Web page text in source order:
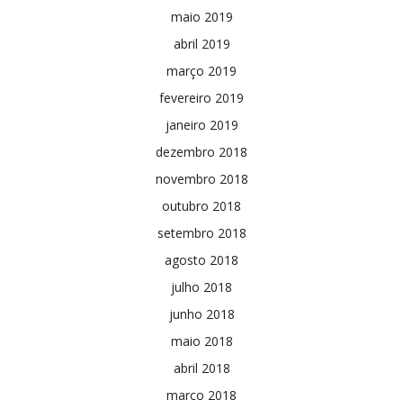
maio 2019
abril 2019
março 2019
fevereiro 2019
janeiro 2019
dezembro 2018
novembro 2018
outubro 2018
setembro 2018
agosto 2018
julho 2018
junho 2018
maio 2018
abril 2018
março 2018